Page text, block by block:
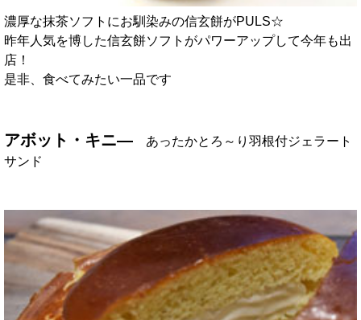
濃厚な抹茶ソフトにお馴染みの信玄餅がPULS☆
昨年人気を博した信玄餅ソフトがパワーアップして今年も出
店！
是非、食べてみたい一品です
アボット・キニ― あったかとろ～り羽根付ジェラート
サンド